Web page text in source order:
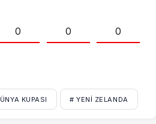
0 0 0
KUPASI # YENI ZELANDA